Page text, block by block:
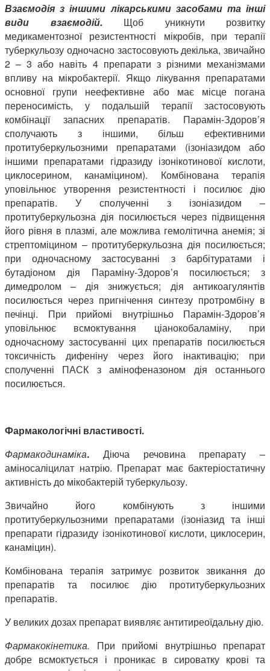
Взаємодія з іншими лікарськими засобами та інші
види взаємодій.
Щоб уникнути розвитку
медикаментозної резистентності мікробів, при терапії
туберкульозу одночасно застосовують декілька, звичайно
2 – 3 або навіть 4 препарати з різними механізмами
впливу на мікробактерії. Якщо лікування препаратами
основної групи неефективне або має місце погана
переносимість, у подальшій терапії застосовують
комбінації запасних препаратів. Парамін-Здоров’я
сполучають з іншими, більш ефективними
протитуберкульозними препаратами (ізоніазидом або
іншими препаратами гідразиду ізонікотинової кислоти,
циклосерином, канаміцином). Комбінована терапія
уповільнює утворення резистентності і посилює дію
препаратів. У сполученні з ізоніазидом –
протитуберкульозна дія посилюється через підвищення
його рівня в плазмі, але можлива гемолітична анемія; зі
стрептоміцином – протитуберкульозна дія посилюється;
при одночасному застосуванні з барбітуратами і
бутадіоном дія Параміну-Здоров’я посилюється; з
димедролом – дія знижується; дія антикоагулянтів
посилюється через пригнічення синтезу протромбіну в
печінці. При прийомі внутрішньо Парамін-Здоров’я
уповільнює всмоктування ціанокобаламіну, при
одночасному застосуванні цих препаратів посилюється
токсичність дифеніну через його інактивацію; при
сполученні ПАСК з амінофеназоном дія останнього
посилюється.
Фармакологічні властивості.
Фармакодинаміка. Діюча речовина препарату –
аміносаліцилат натрію. Препарат має бактеріостатичну
активність до мікобактерій туберкульозу.
Звичайно його комбінують з іншими
протитуберкульозними препаратами (ізоніазид та інші
препарати гідразиду ізонікотинової кислоти, циклосерин,
канаміцин).
Комбінована терапія затримує розвиток звикання до
препаратів та посилює дію протитуберкульозних
препаратів.
У великих дозах препарат виявляє антитиреоїдальну дію.
Фармакокінетика. При прийомі внутрішньо препарат
добре всмоктується і проникає в сироватку крові та